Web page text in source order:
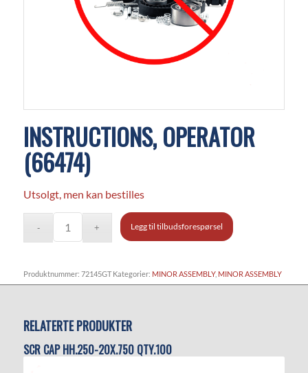
INSTRUCTIONS, OPERATOR
(66474)
Utsolgt, men kan bestilles
Legg til tilbudsforespørsel
Produktnummer: 72145GT Kategorier: MINOR ASSEMBLY, MINOR ASSEMBLY
RELATERTE PRODUKTER
SCR CAP HH.250-20X.750 QTY.100